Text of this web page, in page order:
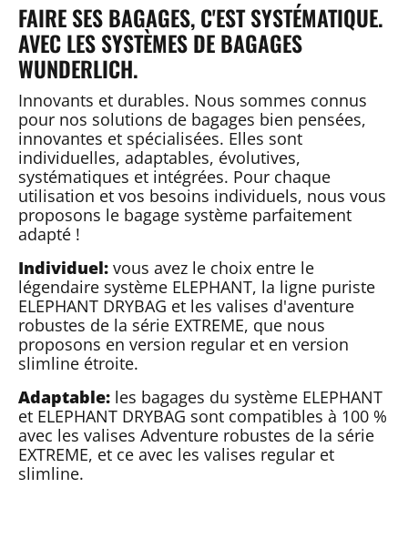
FAIRE SES BAGAGES, C'EST SYSTÉMATIQUE.
AVEC LES SYSTÈMES DE BAGAGES
WUNDERLICH.
Innovants et durables. Nous sommes connus
pour nos solutions de bagages bien pensées,
innovantes et spécialisées. Elles sont
individuelles, adaptables, évolutives,
systématiques et intégrées. Pour chaque
utilisation et vos besoins individuels, nous vous
proposons le bagage système parfaitement
adapté !
Individuel: vous avez le choix entre le
légendaire système ELEPHANT, la ligne puriste
ELEPHANT DRYBAG et les valises d'aventure
robustes de la série EXTREME, que nous
proposons en version regular et en version
slimline étroite.
Adaptable: les bagages du système ELEPHANT
et ELEPHANT DRYBAG sont compatibles à 100 %
avec les valises Adventure robustes de la série
EXTREME, et ce avec les valises regular et
slimline.